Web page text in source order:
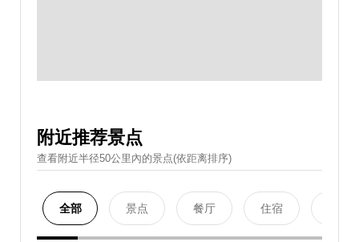
附近推荐景点
查看附近半径50公里內的景点(依距离排序)
全部 景点 餐厅 住宿